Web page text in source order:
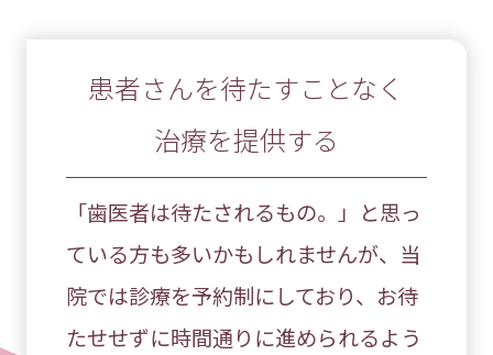
患者さんを待たすことなく
治療を提供する
「歯医者は待たされるもの。」と思っ
ている方も多いかもしれませんが、当
院では診療を予約制にしており、お待
たせせずに時間通りに進められるよう